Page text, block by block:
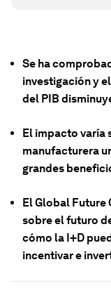
Se ha
investigación y
del PIB
El impacto varía
manufacturera
grandes
El Global
sobre el futuro
cómo la I+D
incentivar e